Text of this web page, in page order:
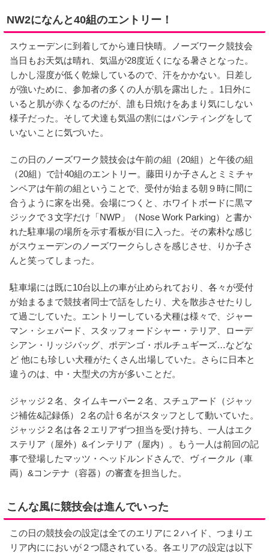
NW2になんと40組のエントリー！
スウェーデンに到着してから連日快晴。ノーズワーク競技会
当日もお天気は晴れ、気温が28度近くになる暑さとなった。
しかし湿度が低く乾燥しているので、汗をかかない。日差し
が強いために、参加者の多くの人が肌を露出した 。1日外に
いると肌が赤くなるのだが、誰も日焼けをあまり気にしない
様子だった。そして犬達も気温の割にはパンティングをして
いないことに気づいた。
この日のノーズワーク競技会は午前の組（20組）と午後の組
（20組）で計40組のエントリー。藤田りか子さんとミミチャ
ンペアは午前の組ということで、受付が始まる朝９時に間に
合うように家を出発。会場につくと、ホワイトボードに黒マ
ジックで３文字だけ「NWP」（Nose Work Parking）と書か
れた駐車場の場所を示す看板が目に入った。その素朴な感じ
がスウェーデンのノーズワークらしさを感じさせ、りか子さ
んと笑ってしまった。
駐車場には既に10台以上の車が止められており、各々が受付
が始まるまで競技者同士で話をしたり、犬を散歩させたりし
て過ごしていた。エントリーしている犬種は様々で、ジャー
マン・シェパード、スタッフォードシャー・テリア、ローデ
シアン・リッジバッグ、ポデンゴ・ポルチュギーズ…などな
ど 他にも珍しい犬種がたくさん出場していた。さらに日本と
違うのは、中・大型犬の方が多いことだ。
ジャッジ２名、タイムキーパー２名、スチュアード（ジャッ
ジ補佐&記録係）２名の計６名がスタッフとして動いていた。
ジャッジ２名は各２エリアずつ担当を受け持ち、一人はエク
ステリア（屋外）&インテリア（屋内）。もう一人は前回の記
事で登場したマッツ・ヘッドルンドさんで、ヴィークル（車
両）&コンテナ（容器）の審査を担当した。
こんな風に競技会は進んでいった
この日の競技会の設定は全てのエリアに２ハイド、つまりエ
リア内ににおいが２つ隠されている。各エリアの設定は以下